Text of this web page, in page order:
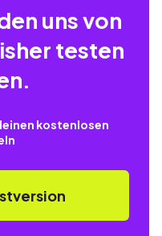
uns von
testen
kostenlosen